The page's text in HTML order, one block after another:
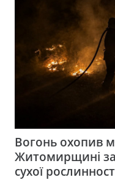
Вогонь охопив
Житомирщині
сухої